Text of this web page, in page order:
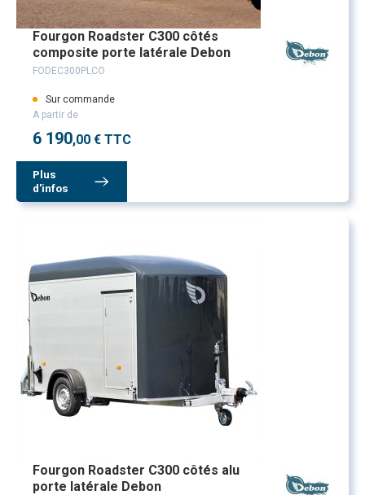
Fourgon Roadster C300 côtés
composite porte latérale Debon
FODEC300PLCO
Sur commande
A partir de
6 190,00 € TTC
Plus
d'infos
Fourgon Roadster C300 côtés alu
porte latérale Debon